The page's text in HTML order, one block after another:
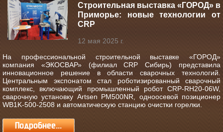
Строительная выставка «ГОРОД» в
Приморье: новые технологии от
CRP
12 мая 2025 г.
На профессиональной строительной выставке «ГОРОД»
компания «ЭКОСВАР» (филиал CRP Сибирь) представила
инновационное решение в области сварочных технологий.
Центральным экспонатом стал роботизированный сварочный
комплекс, включающий промышленный робот CRP-RH20-06W,
сварочную установку Artsen PM500NR, одноосевой позиционер
WB1K-500-2508 и автоматическую станцию очистки горелки.
Подробнее...